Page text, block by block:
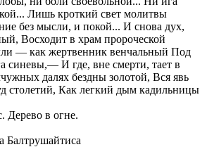
Лишь кроткий свет молитвы
без мысли, и покой... И снова дух,
Восходит в храм пророческой
— как жертвенник венчальный Под
синевы,— И где, вне смерти, тает в
далях бездны золотой, Вся явь
столетий, Как легкий дым кадильницы
Дерево в огне.
Балтрушайтиса